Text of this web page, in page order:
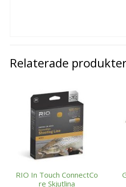
Relaterade
RIO In Touch ConnectCo
re Skjutlina